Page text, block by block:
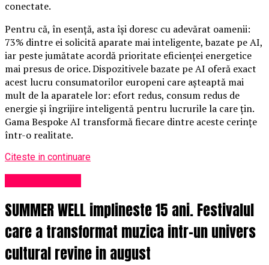
conectate.
Pentru că, în esență, asta își doresc cu adevărat oamenii:
73% dintre ei solicită aparate mai inteligente, bazate pe AI,
iar peste jumătate acordă prioritate eficienței energetice
mai presus de orice. Dispozitivele bazate pe AI oferă exact
acest lucru consumatorilor europeni care așteaptă mai
mult de la aparatele lor: efort redus, consum redus de
energie și îngrijire inteligentă pentru lucrurile la care țin.
Gama Bespoke AI transformă fiecare dintre aceste cerințe
într-o realitate.
Citeste in continuare
SUMMER WELL implineste 15 ani. Festivalul
care a transformat muzica intr-un univers
cultural revine in august